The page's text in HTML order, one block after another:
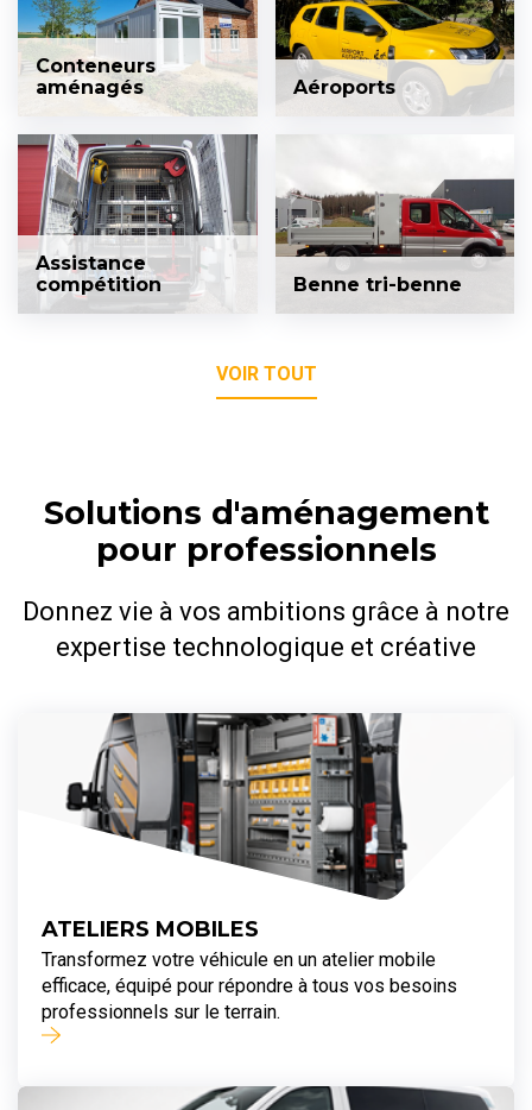
Conteneurs
aménagés
Aéroports
Assistance
compétition
Benne tri-benne
VOIR TOUT
Solutions d'aménagement
pour professionnels
Donnez vie à vos ambitions grâce à notre
expertise technologique et créative
ATELIERS MOBILES
Transformez votre véhicule en un atelier mobile
efficace, équipé pour répondre à tous vos besoins
professionnels sur le terrain.